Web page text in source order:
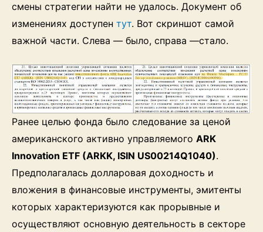
смены стратегии найти не удалось. Документ об
изменениях доступен тут. Вот скриншот самой
важной части. Слева — было, справа —стало.
Ранее целью фонда было следование за ценой
американского активно управляемого ARK
Innovation ETF (ARKK, ISIN US00214Q1040).
Предполагалась долларовая доходность и
вложения в финансовые инструменты, эмитенты
которых характеризуются как прорывные и
осуществляют основную деятельность в секторе